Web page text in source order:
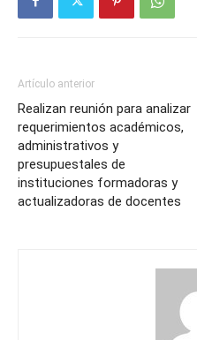
Artículo anterior
Realizan reunión para analizar
requerimientos académicos,
administrativos y
presupuestales de
instituciones formadoras y
actualizadoras de docentes